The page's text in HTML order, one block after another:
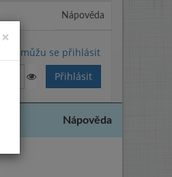
Nápověda
Nemůžu se přihlásit
Nápověda
×